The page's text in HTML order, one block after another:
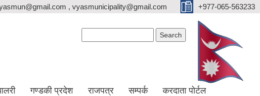
, vyasmunicipality@gmail.com +977-065-563233
गण्डकी प्रदेश राजपत्र सम्पर्क करदाता पोर्टल